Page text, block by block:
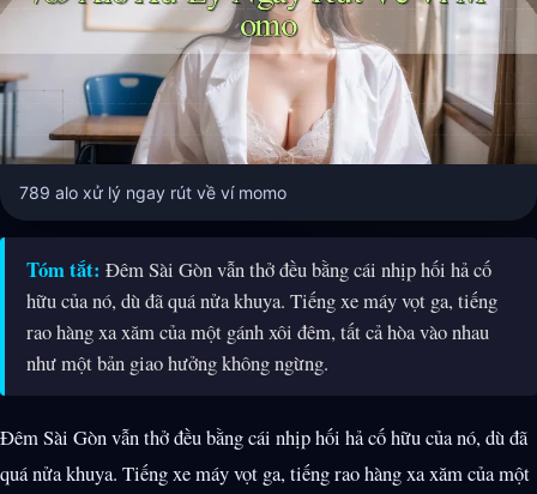
789 alo xử lý ngay rút về ví momo
Tóm tắt: Đêm Sài Gòn vẫn thở đều bằng cái nhịp hối hả cố
hữu của nó, dù đã quá nửa khuya. Tiếng xe máy vọt ga, tiếng
rao hàng xa xăm của một gánh xôi đêm, tất cả hòa vào nhau
như một bản giao hưởng không ngừng.
Đêm Sài Gòn vẫn thở đều bằng cái nhịp hối hả cố hữu của nó, dù đã
quá nửa khuya. Tiếng xe máy vọt ga, tiếng rao hàng xa xăm của một